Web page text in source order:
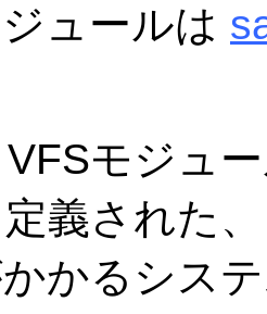
ュールは
VFSモジュ
義された
かるシス